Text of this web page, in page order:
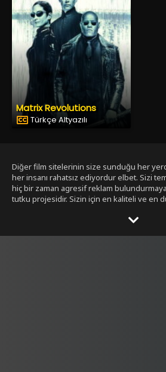
Matrix Revolutions
Türkçe Altyazılı
Diğer film sitelerinin size sunduğu her
her insanı rahatsız ediyordur elbet. Sizi
hiç bir zaman agresif reklam
tutku projesidir. Sizin için en kaliteli ve en